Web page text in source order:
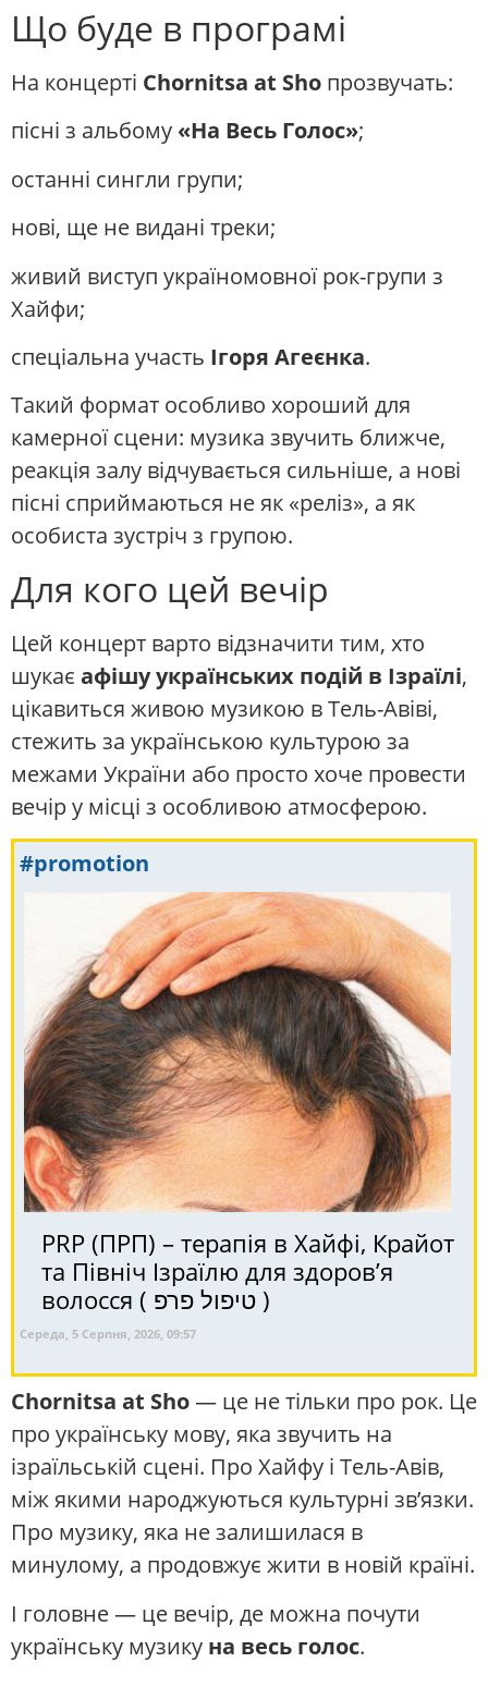
Що буде в програмі
На концерті Chornitsa at Sho прозвучать:
пісні з альбому «На Весь Голос»;
останні сингли групи;
нові, ще не видані треки;
живий виступ україномовної рок-групи з
Хайфи;
спеціальна участь Ігоря Агеєнка.
Такий формат особливо хороший для
камерної сцени: музика звучить ближче,
реакція залу відчувається сильніше, а нові
пісні сприймаються не як «реліз», а як
особиста зустріч з групою.
Для кого цей вечір
Цей концерт варто відзначити тим, хто
шукає афішу українських подій в Ізраїлі,
цікавиться живою музикою в Тель-Авіві,
стежить за українською культурою за
межами України або просто хоче провести
вечір у місці з особливою атмосферою.
#promotion
PRP (ПРП) – терапія в Хайфі, Крайот
та Північ Ізраїлю для здоров’я
волосся ( טיפול פרפ )
Середа, 5 Серпня, 2026, 09:57
Chornitsa at Sho— це не тільки про рок. Це
про українську мову, яка звучить на
ізраїльській сцені. Про Хайфу і Тель-Авів,
між якими народжуються культурні зв’язки.
Про музику, яка не залишилася в
минулому, а продовжує жити в новій країні.
І головне — це вечір, де можна почути
українську музику на весь голос.